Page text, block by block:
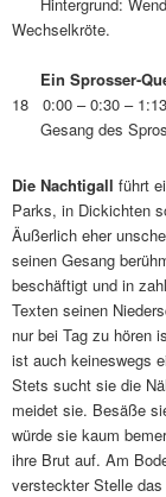
Wechselkröte.
Ein Sprosser-
18 0:00 – 0:30 –
Gesang des
Die Nachtigall führt
Parks, in Dickichten
Äußerlich eher
seinen Gesang
beschäftigt und in
Texten seinen
nur bei Tag zu hören
ist auch keineswegs
Stets sucht sie die
meidet sie. Besäße
würde sie kaum
ihre Brut auf. Am
versteckter Stelle